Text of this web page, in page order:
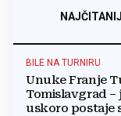
BILE NA TURNIRU
Unuke Franje
Tomislavgrad
uskoro postaje